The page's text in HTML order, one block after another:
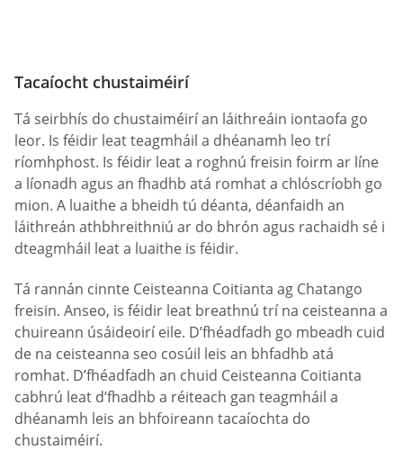
Tacaíocht chustaiméirí
Tá seirbhís do chustaiméirí an láithreáin iontaofa go
leor. Is féidir leat teagmháil a dhéanamh leo trí
ríomhphost. Is féidir leat a roghnú freisin foirm ar líne
a líonadh agus an fhadhb atá romhat a chlóscríobh go
mion. A luaithe a bheidh tú déanta, déanfaidh an
láithreán athbhreithniú ar do bhrón agus rachaidh sé i
dteagmháil leat a luaithe is féidir.
Tá rannán cinnte Ceisteanna Coitianta ag Chatango
freisin. Anseo, is féidir leat breathnú trí na ceisteanna a
chuireann úsáideoirí eile. D’fhéadfadh go mbeadh cuid
de na ceisteanna seo cosúil leis an bhfadhb atá
romhat. D’fhéadfadh an chuid Ceisteanna Coitianta
cabhrú leat d’fhadhb a réiteach gan teagmháil a
dhéanamh leis an bhfoireann tacaíochta do
chustaiméirí.